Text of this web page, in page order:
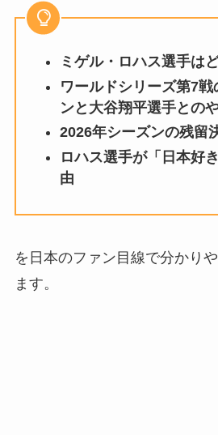
ミゲル・ロハス選手は
ワールドシリーズ第7戦
ンと大谷翔平選手との
2026年シーズンの残留
ロハス選手が「日本好
由
を日本のファン目線で分かり
ます。